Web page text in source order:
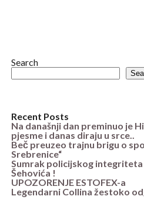
Search
Recent Posts
Na današnji dan preminuo je
pjesme i danas diraju u srce..
Beč preuzeo trajnu brigu o
Srebrenice“
Sumrak policijskog integriteta
Šehovića !
UPOZORENJE ESTOFEX-a
Legendarni Collina žestoko